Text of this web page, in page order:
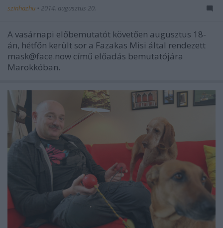
szinhazhu • 2014. augusztus 20.
A vasárnapi előbemutatót követően augusztus 18-
án, hétfőn került sor a Fazakas Misi által rendezett
mask@face.now című előadás bemutatójára
Marokkóban.